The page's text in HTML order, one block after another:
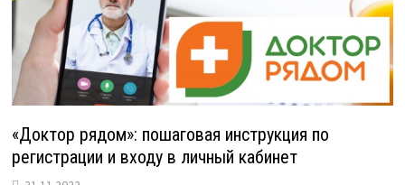
«Доктор рядом»: пошаговая инструкция по
регистрации и входу в личный кабинет